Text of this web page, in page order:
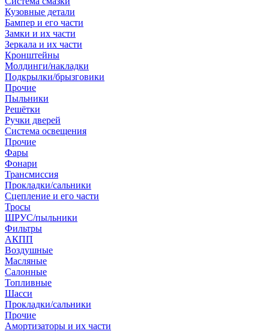
Кузовные детали
Бампер и его части
Замки и их части
Зеркала и их части
Кронштейны
Молдинги/накладки
Подкрылки/брызговики
Прочие
Пыльники
Решётки
Ручки дверей
Система освещения
Прочие
Фары
Фонари
Трансмиссия
Прокладки/сальники
Сцепление и его части
Тросы
ШРУС/пыльники
Фильтры
АКПП
Воздушные
Масляные
Салонные
Топливные
Шасси
Прокладки/сальники
Прочие
Амортизаторы и их части